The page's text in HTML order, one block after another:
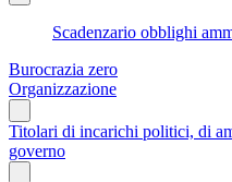
Scadenzario obblighi
Burocrazia zero
Organizzazione
Titolari di incarichi politici, di
governo